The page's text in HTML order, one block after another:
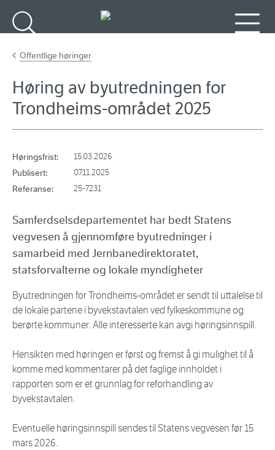
Offentlige høringer
Høring av byutredningen for
Trondheims-området 2025
Høringsfrist: 15.03.2026
Publisert: 07.11.2025
Referanse: 25-7231
Samferdselsdepartementet har bedt Statens
vegvesen å gjennomføre byutredninger i
samarbeid med Jernbanedirektoratet,
statsforvalterne og lokale myndigheter
Byutredningen for Trondheims-området er sendt til uttalelse til
de lokale partene i byvekstavtalen ved fylkeskommune og
berørte kommuner. Alle interesserte kan avgi høringsinnspill.
Hensikten med høringen er først og fremst å gi mulighet til å
komme med kommentarer på det faglige innholdet i
rapporten som er et grunnlag for reforhandling av
byvekstavtalen.
Eventuelle høringsinnspill sendes til Statens vegvesen før 15
mars 2026.